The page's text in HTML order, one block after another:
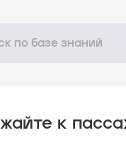
к